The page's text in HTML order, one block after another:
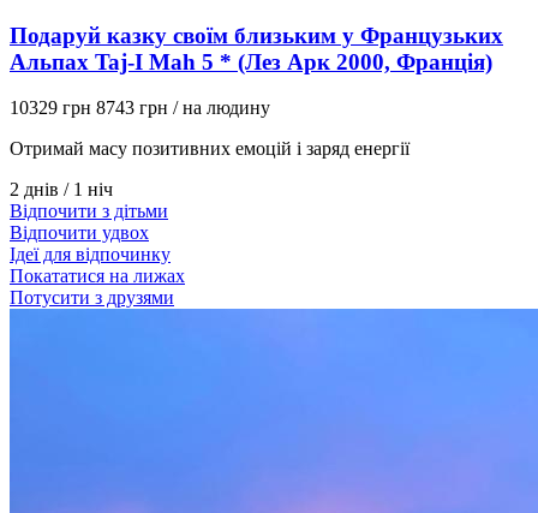
Подаруй казку своїм близьким у Французьких
Альпах Taj-I Mah 5 * (Лез Арк 2000, Франція)
10329 грн 8743 грн / на людину
Отримай масу позитивних емоцій і заряд енергії
2 днів / 1 ніч
Відпочити з дітьми
Відпочити удвох
Ідеї для відпочинку
Покататися на лижах
Потусити з друзями